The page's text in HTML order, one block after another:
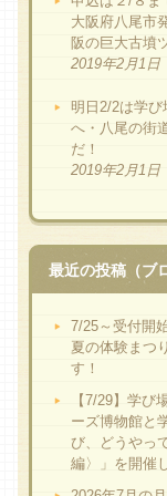
大阪府八尾市
阪の巨大古墳
2019年2月1日
明日2/2は学
へ・八尾の街
だ！
2019年2月1日
最近の投稿（ブ
7/25～受付開
夏の体験まつ
す！
【7/29】学び
ーズ博物館
び、どうやっ
編〉」を開催